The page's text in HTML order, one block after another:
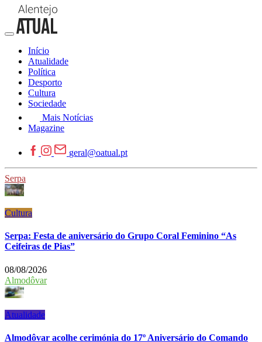
Início
Atualidade
Política
Desporto
Cultura
Sociedade
Mais Notícias
Magazine
geral@oatual.pt
Serpa
Cultura
Serpa: Festa de aniversário do Grupo Coral Feminino “As
Ceifeiras de Pias”
08/08/2026
Almodôvar
Atualidade
Almodôvar acolhe cerimónia do 17º Aniversário do Comando